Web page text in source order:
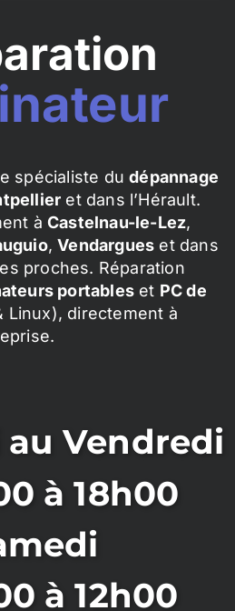
spécialiste dudépannage
et dans l’Hérault.
à Castelnau-le-Lez,
,Vendargues et dans
proches. Réparation
portables et PC de
Linux), directement à
Vendredi
à 18h00
à 12h00